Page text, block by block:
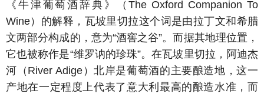
《牛津葡萄酒辞典》（The Oxford Companion To
Wine）的解释，瓦坡里切拉这个词是由拉丁文和希腊
文两部分构成的，意为“酒窖之谷”。而据其地理位置，
它也被称作是“维罗讷的珍珠”。在瓦坡里切拉，阿迪杰
河（River Adige）北岸是葡萄酒的主要酿造地，这一
产地在一定程度上代表了意大利最高的酿造水准，而